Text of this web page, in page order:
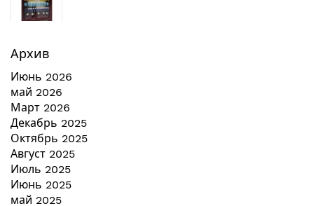
Архив
Июнь 2026
май 2026
Март 2026
Декабрь 2025
Октябрь 2025
Август 2025
Июль 2025
Июнь 2025
май 2025